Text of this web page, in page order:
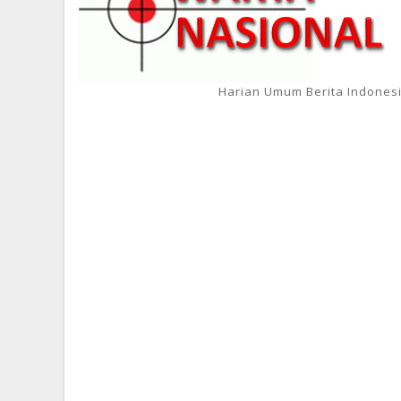
Harian Umum Berita